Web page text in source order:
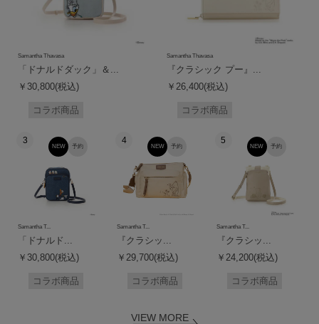
Samantha Thavasa
「ドナルドダック」＆...
￥30,800(税込)
コラボ商品
Samantha Thavasa
『クラシック プー』...
￥26,400(税込)
コラボ商品
3
予約
NEW
Samantha T...
「ドナルド...
￥30,800(税込)
コラボ商品
4
予約
NEW
Samantha T...
『クラシッ...
￥29,700(税込)
コラボ商品
5
予約
NEW
Samantha T...
『クラシッ...
￥24,200(税込)
コラボ商品
VIEW MORE